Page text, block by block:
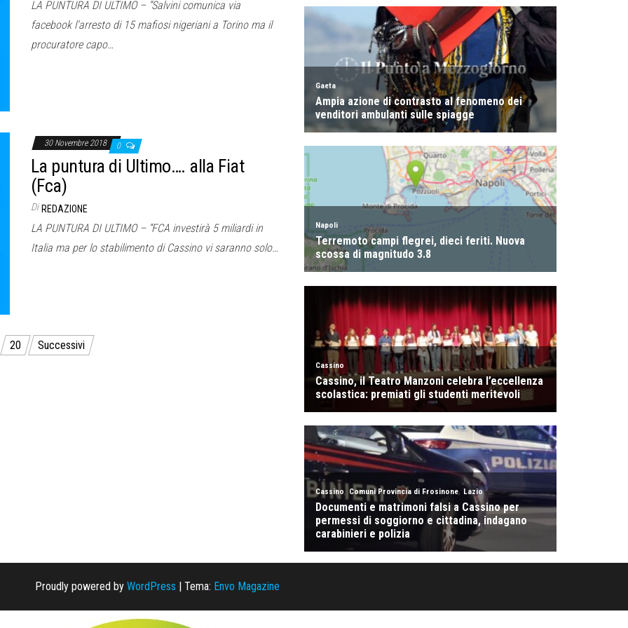
LA PUNTURA DI ULTIMO – “Salvini comunica via
facebook l’arresto di 15 mafiosi nigeriani a Torino ma il
procuratore capo…
30 Novembre 2018 0
La puntura di Ultimo…. alla Fiat
(Fca)
Di REDAZIONE
LA PUNTURA DI ULTIMO – “FCA investirà 5 miliardi in
Italia ma per lo stabilimento di Cassino vi saranno solo…
20 Successivi
Proudly powered by WordPress | Tema: Envo Magazine